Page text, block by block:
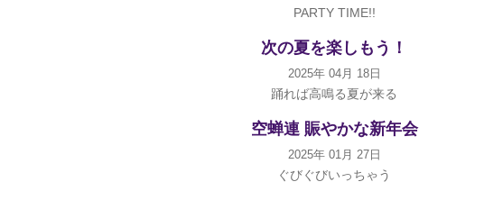
PARTY TIME!!
次の夏を楽しもう！
2025年 04月 18日
踊れば高鳴る夏が来る
空蝉連 賑やかな新年会
2025年 01月 27日
ぐびぐびいっちゃう